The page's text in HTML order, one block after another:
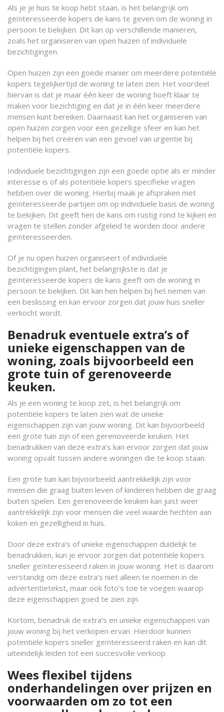
Als je je huis te koop hebt staan, is het belangrijk om
geïnteresseerde kopers de kans te geven om de woning in
persoon te bekijken. Dit kan op verschillende manieren,
zoals het organiseren van open huizen of individuele
bezichtigingen.
Open huizen zijn een goede manier om meerdere potentiële
kopers tegelijkertijd de woning te laten zien. Het voordeel
hiervan is dat je maar één keer de woning hoeft klaar te
maken voor bezichtiging en dat je in één keer meerdere
mensen kunt bereiken. Daarnaast kan het organiseren van
open huizen zorgen voor een gezellige sfeer en kan het
helpen bij het creëren van een gevoel van urgentie bij
potentiële kopers.
Individuele bezichtigingen zijn een goede optie als er minder
interesse is of als potentiële kopers specifieke vragen
hebben over de woning. Hierbij maak je afspraken met
geïnteresseerde partijen om op individuele basis de woning
te bekijken. Dit geeft hen de kans om rustig rond te kijken en
vragen te stellen zonder afgeleid te worden door andere
geïnteresseerden.
Of je nu open huizen organiseert of individuele
bezichtigingen plant, het belangrijkste is dat je
geïnteresseerde kopers de kans geeft om de woning in
persoon te bekijken. Dit kan hen helpen bij het nemen van
een beslissing en kan ervoor zorgen dat jouw huis sneller
verkocht wordt.
Benadruk eventuele extra’s of
unieke eigenschappen van de
woning, zoals bijvoorbeeld een
grote tuin of gerenoveerde
keuken.
Als je een woning te koop zet, is het belangrijk om
potentiële kopers te laten zien wat de unieke
eigenschappen zijn van jouw woning. Dit kan bijvoorbeeld
een grote tuin zijn of een gerenoveerde keuken. Het
benadrukken van deze extra’s kan ervoor zorgen dat jouw
woning opvalt tussen andere woningen die te koop staan.
Een grote tuin kan bijvoorbeeld aantrekkelijk zijn voor
mensen die graag buiten leven of kinderen hebben die graag
buiten spelen. Een gerenoveerde keuken kan juist weer
aantrekkelijk zijn voor mensen die veel waarde hechten aan
koken en gezelligheid in huis.
Door deze extra’s of unieke eigenschappen duidelijk te
benadrukken, kun je ervoor zorgen dat potentiële kopers
sneller geïnteresseerd raken in jouw woning. Het is daarom
verstandig om deze extra’s niet alleen te noemen in de
advertentietekst, maar ook foto’s toe te voegen waarop
deze eigenschappen goed te zien zijn.
Kortom, benadruk de extra’s en unieke eigenschappen van
jouw woning bij het verkopen ervan. Hierdoor kunnen
potentiële kopers sneller geïnteresseerd raken en kan dit
uiteindelijk leiden tot een succesvolle verkoop.
Wees flexibel tijdens
onderhandelingen over prijzen en
voorwaarden om zo tot een